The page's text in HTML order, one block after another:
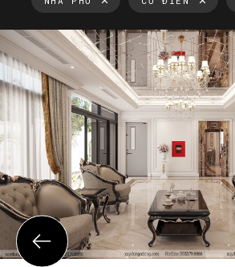
Thông tin luôn
Xu hướng thiết kế nội thất mới nhất tại Việt